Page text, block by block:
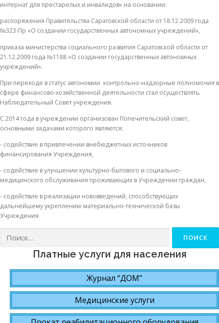
интернат для престарелых и инвалидов» на основании:
распоряжения Правительства Саратовской области от 18.12.2009 года
№323-Пр «О создании государственных автономных учреждений»,
приказа министерства социального развития Саратовской области от
21.12.2009 года №1188 «О создании государственных автономных
учреждений».
При переходе в статус автономии контрольно-надзорные полномочия в
сфере финансово-хозяйственной деятельности стал осуществлять
Наблюдательный Совет учреждения.
С 2014 года в учреждении организован Попечительский совет,
основными задачами которого являются:
- содействие в привлечении внебюджетных источников
финансирования Учреждения,
- содействие в улучшении культурно-бытового и социально-
медицинского обслуживания проживающих в Учреждении граждан,
- содействие в реализации нововведений, способствующих
дальнейшему укреплению материально-технической базы
Учреждения
Платные услуги для населения
Журнал “ДОМ”
Медицинские услуги